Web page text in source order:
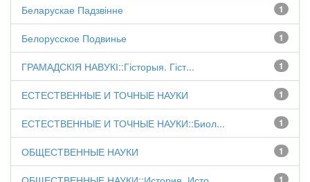
1
Беларускае Падзвінне
1
Белорусское Подвинье
1
ГРАМАДСКІЯ НАВУКІ::Гісторыя. Гіст...
1
ЕСТЕСТВЕННЫЕ И ТОЧНЫЕ НАУКИ
1
ЕСТЕСТВЕННЫЕ И ТОЧНЫЕ НАУКИ::Биол...
1
ОБЩЕСТВЕННЫЕ НАУКИ
1